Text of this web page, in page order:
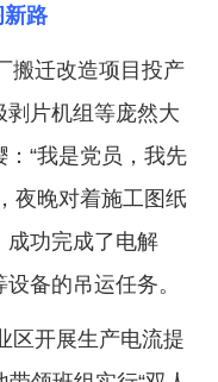
新路
搬迁改造项目投产
剥片机组等庞然大
“我是党员，我先
夜晚对着施工图纸
成功完成了电解
备的吊运任务。
区开展生产电流提